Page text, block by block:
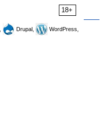
18+
Drupal,
WordPress,